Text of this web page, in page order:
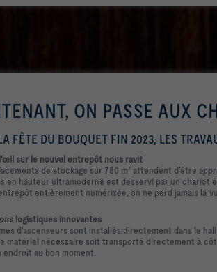
ON PASSE AUX
FÊTE DU BOUQUET FIN 2023, LES
sur le nouvel entrepôt nous ravit
de stockage sur 780 m² attendent d'être
en hauteur ultramoderne est desservi par un
entièrement numérisée, on ne perd jamais la
logistiques innovantes
d'ascenseurs sont installés directement dans le
matériel nécessaire soit transporté directement à
endroit au bon moment.